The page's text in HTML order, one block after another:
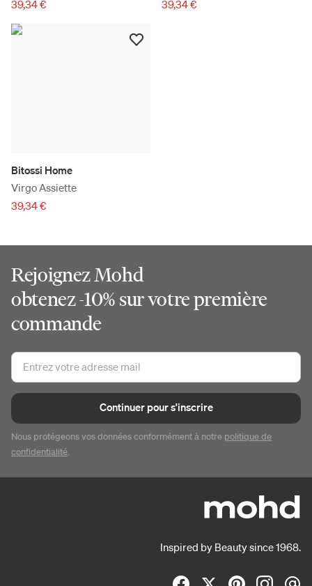
39,34 € 39,34 €
Bitossi Home
Virgo Assiette
39,34 €
Rejoignez Mohd
obtenez -10% sur votre première
commande
Continuer pour s'inscrire
Nous protégeons vos données conformément à notre politique de
confidentialité.
Inspired by Beauty since 1968.